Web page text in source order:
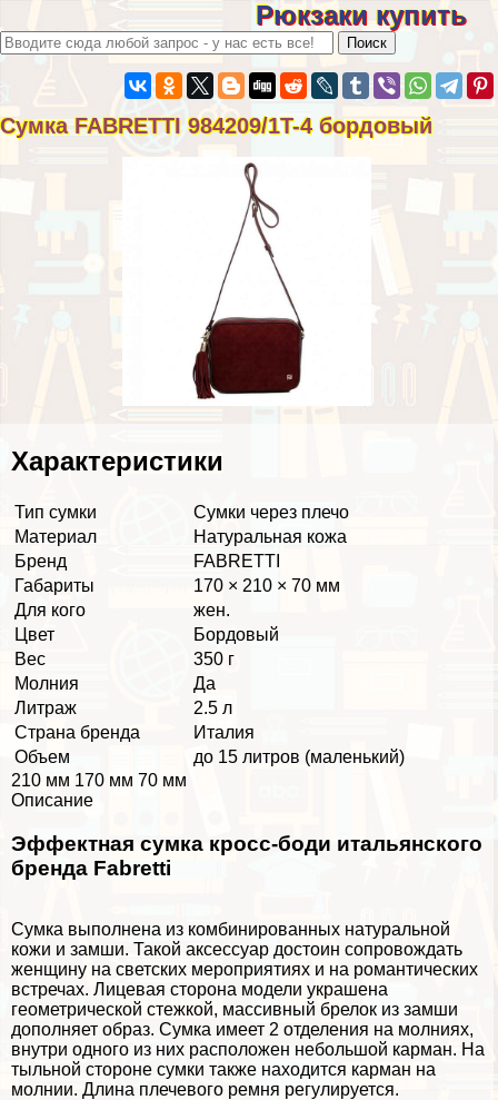
Рюкзаки купить
Сумка FABRETTI 984209/1T-4 бордовый
Хаpaктеристики
Тип сумки
Сумки через плечо
Материал
Натуральная кожа
Бренд
FABRETTI
Габариты
170 × 210 × 70 мм
Для кого
жен.
Цвет
Бордовый
Вес
350 г
Молния
Да
Литраж
2.5 л
Страна бренда
Италия
Объем
до 15 литров (маленький)
210 мм 170 мм 70 мм
Описание
Эффектная сумка кросс-боди итальянского
бренда Fabretti
Сумка выполнена из комбинированных натуральной
кожи и замши. Такой аксессуар достоин сопровождать
женщину на светских мероприятиях и на романтических
встречах. Лицевая сторона модели украшена
геометрической стежкой, массивный брелок из замши
дополняет образ. Сумка имеет 2 отделения на молниях,
внутри одного из них расположен небольшой карман. На
тыльной стороне сумки также находится карман на
молнии. Длина плечевого ремня регулируется.